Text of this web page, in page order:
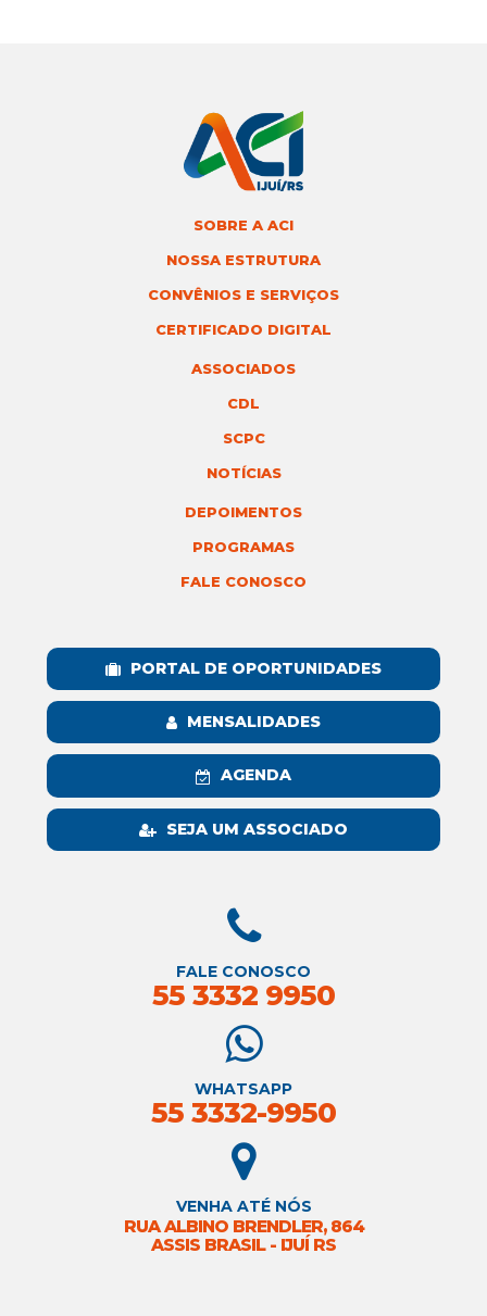
SOBRE A ACI
NOSSA ESTRUTURA
CONVÊNIOS E SERVIÇOS
CERTIFICADO DIGITAL
ASSOCIADOS
CDL
SCPC
NOTÍCIAS
DEPOIMENTOS
PROGRAMAS
FALE CONOSCO
PORTAL DE OPORTUNIDADES
MENSALIDADES
AGENDA
SEJA UM ASSOCIADO
FALE CONOSCO
55 3332 9950
WHATSAPP
55 3332-9950
VENHA ATÉ NÓS
RUA ALBINO BRENDLER, 864
ASSIS BRASIL - IJUÍ RS